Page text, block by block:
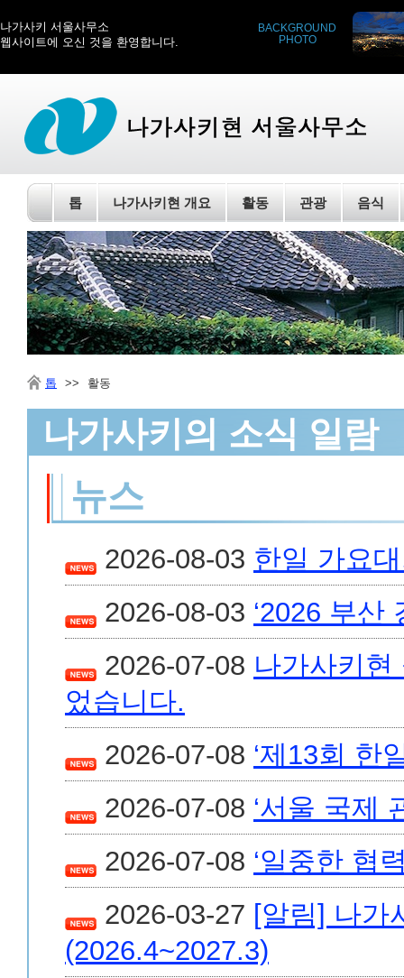
나가사키 서울사무소
웹사이트에 오신 것을 환영합니다.
BACKGROUND
PHOTO
톱 나가사키현 개요 활동 관광 음식
톱 >> 활동
나가사키의 소식 일람
뉴스
2026-08-03 한일 가요
2026-08-03 ‘2026 부산
2026-07-08 나가사키
었습니다.
2026-07-08 ‘제13회 한
2026-07-08 ‘서울 국제
2026-07-08 ‘일중한 협
2026-03-27 [알림] 나가
(2026.4~2027.3)